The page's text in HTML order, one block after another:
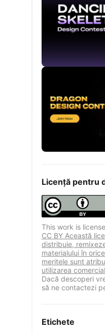
Licență pentru
This work is
CC BY Această
distribuie,
materialului în
meritele sunt
utilizarea
Dacă descoperi
să ne contactezi
Etichete